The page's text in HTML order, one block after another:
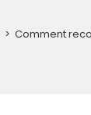
> Comment